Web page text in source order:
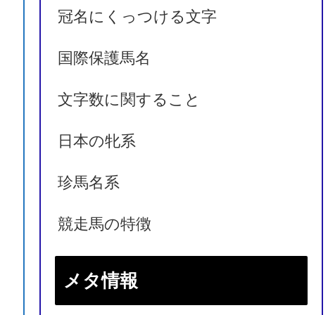
冠名にくっつける文字
国際保護馬名
文字数に関すること
日本の牝系
珍馬名系
競走馬の特徴
メタ情報